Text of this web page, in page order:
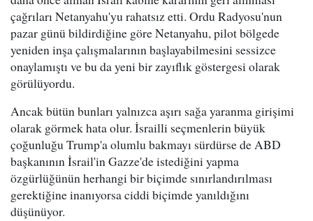
çağrıları Netanyahu'yu rahatsız etti. Ordu Radyosu'nun
pazar günü bildirdiğine göre Netanyahu, pilot bölgede
yeniden inşa çalışmalarının başlayabilmesini sessizce
onaylamıştı ve bu da yeni bir zayıflık göstergesi olarak
görülüyordu.
Ancak bütün bunları yalnızca aşırı sağa yaranma girişimi
olarak görmek hata olur. İsrailli seçmenlerin büyük
çoğunluğu Trump'a olumlu bakmayı sürdürse de ABD
başkanının İsrail'in Gazze'de istediğini yapma
özgürlüğünün herhangi bir biçimde sınırlandırılması
gerektiğine inanıyorsa ciddi biçimde yanıldığını
düşünüyor.